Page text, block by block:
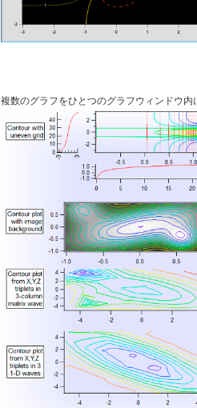
複数のグラフをひとつのグラフウィンドウ内